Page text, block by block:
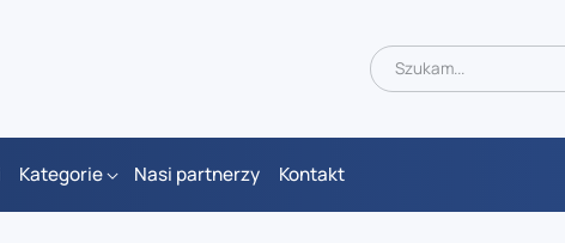
Kategorie Nasi partnerzy Kontakt